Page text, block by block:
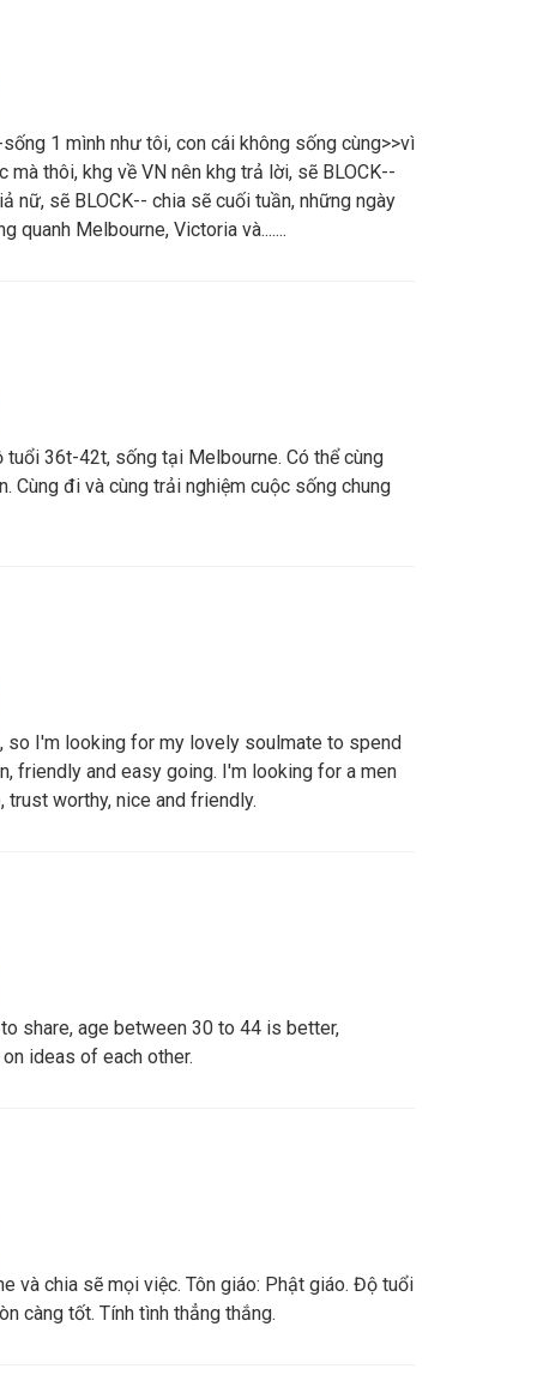
1 mình như tôi, con cái không sống cùng>>vì
mà thôi, khg về VN nên khg trả lời, sẽ BLOCK--
nữ, sẽ BLOCK-- chia sẽ cuối tuần, những ngày
quanh Melbourne, Victoria và.......
tuổi 36t-42t, sống tại Melbourne. Có thể cùng
Cùng đi và cùng trải nghiệm cuộc sống chung
so I'm looking for my lovely soulmate to spend
friendly and easy going. I'm looking for a men
worthy, nice and friendly.
share, age between 30 to 44 is better,
ideas of each other.
và chia sẽ mọi việc. Tôn giáo: Phật giáo. Độ tuổi
càng tốt. Tính tình thẳng thắng.